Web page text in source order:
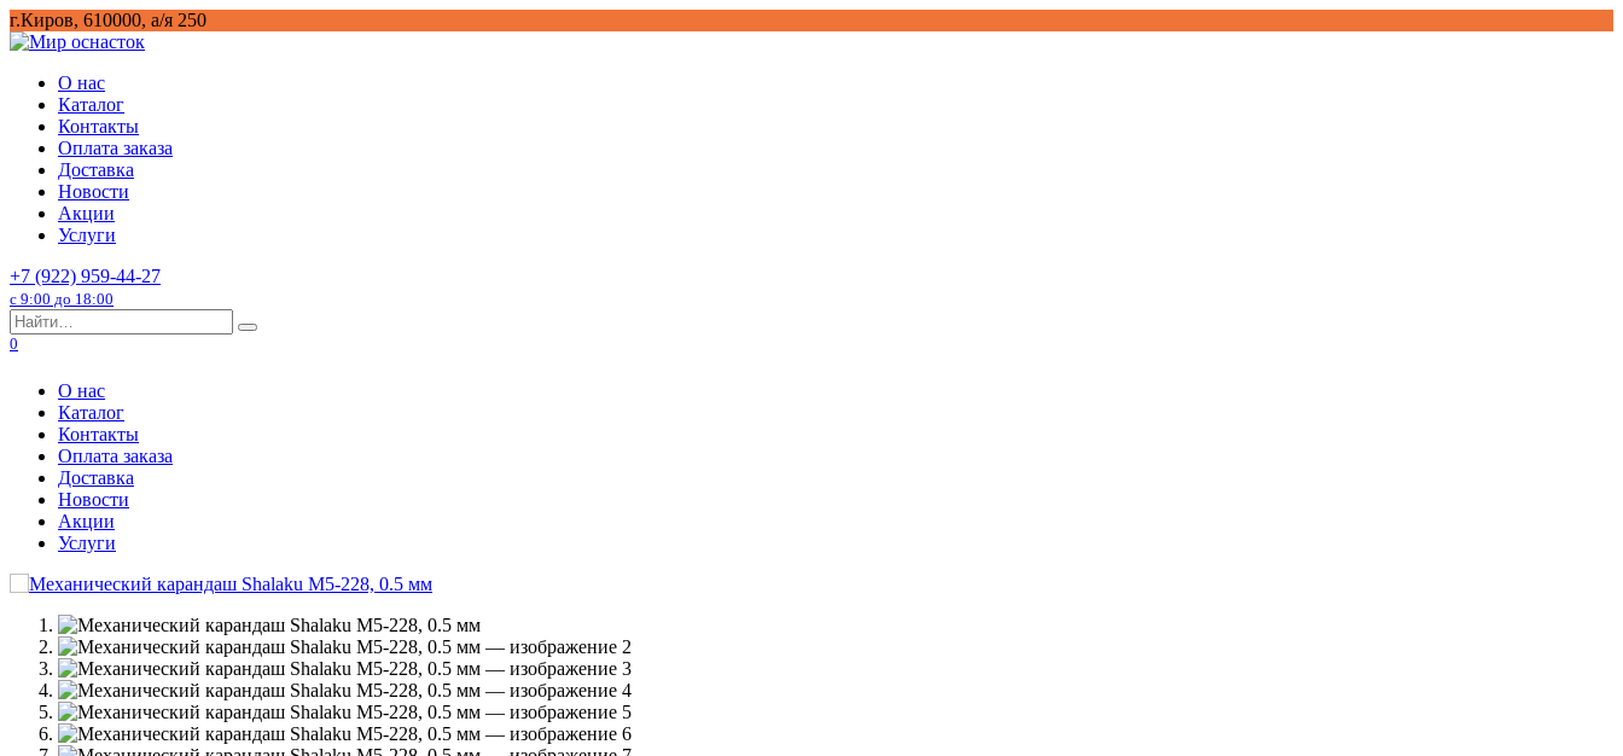
Перейти
к
г.Киров, 610000, а/я 250
О нас
Каталог
Контакты
Оплата заказа
Доставка
Новости
Акции
Услуги
+7 (922) 959-44-27
с 9:00 до 18:00
Search
for:
0
О нас
Каталог
Контакты
Оплата заказа
Доставка
Новости
Акции
Услуги